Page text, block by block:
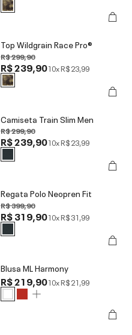
Top Wildgrain Race Pro®
R$ 299,90
R$ 239,9010xR$ 23,99
Camiseta Train Slim Men
R$ 299,90
R$ 239,9010xR$ 23,99
Regata Polo Neopren Fit
R$ 399,90
R$ 319,9010xR$ 31,99
Blusa ML Harmony
R$ 219,9010xR$ 21,99